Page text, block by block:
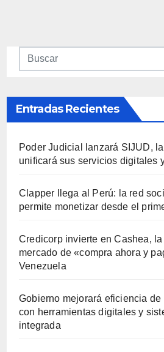
Entradas Recientes
Poder Judicial lanzará SIJUD,
unificará sus servicios digitales
Clapper llega al Perú: la red
permite monetizar desde el
Credicorp invierte en Cashea,
mercado de «compra ahora y
Venezuela
Gobierno mejorará eficiencia
con herramientas digitales y
integrada